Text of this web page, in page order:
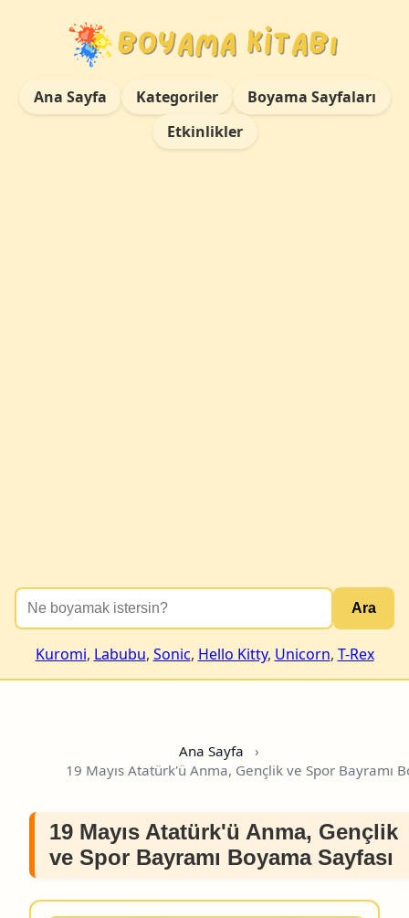
Ana Sayfa Kategoriler
Boyama Sayfaları
Etkinlikler
Ara
Kuromi, Labubu, Sonic, Hello Kitty, Unicorn, T-Rex
Ana Sayfa
›
19 Mayıs Atatürk'ü Anma, Gençlik ve Spor Bayramı
19 Mayıs Atatürk'ü Anma, Gençlik
ve Spor Bayramı Boyama Sayfası